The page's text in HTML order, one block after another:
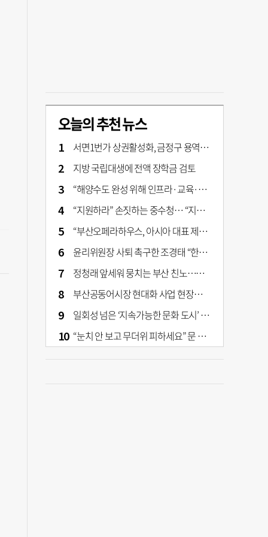
오늘의 추천 뉴스
서면1번가 상권활성화, 금정구 용역 그대로 ‘복붙’
지방 국립대생에 전액 장학금 검토
“해양수도 완성 위해 인프라·교육·세제 등 전방위 지원”…부산해양수도특별법’ 개정안 발의
“지원하라” 손짓하는 중수청… “지켜보자” 머뭇대는 검찰
“부산오페라하우스, 아시아 대표 제작 극장 지향해야”
윤리위원장 사퇴 촉구한 조경태 “한동훈 제명 철회해야”
정청래 앞세워 뭉치는 부산 친노…전대 결과가 부산 민주 세력 판도 바꾼다
부산공동어시장 현대화 사업 현장서 오염토 발견
일회성 넘은 ‘지속가능한 문화 도시’ 원동력은 시민 지지 [부산은 열려 있다]
“눈치 안 보고 무더위 피하세요” 문 활짝 연 은행·마트